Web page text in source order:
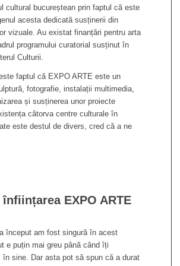
cultural bucureștean prin faptul că este
acesta dedicată susținerii din
vizuale. Au existat finanțări pentru arta
programului curatorial susținut în
Culturii.
faptul că EXPO ARTE este un
fotografie, instalații multimedia,
și susținerea unor proiecte
câtorva centre culturale în
este destul de divers, cred că a ne
EXPO ARTE
început am fost singură în acest
e puțin mai greu până când îți
sine. Dar asta pot să spun că a durat